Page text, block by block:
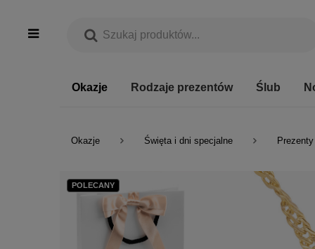
Okazje Rodzaje prezentów Ślub
Okazje Święta i dni specjalne
POLECANY